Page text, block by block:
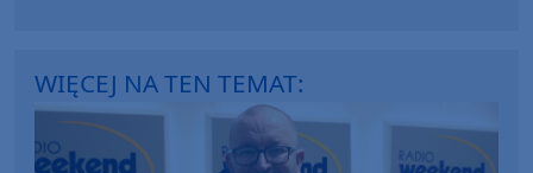
WIĘCEJ NA TEN TEMAT: